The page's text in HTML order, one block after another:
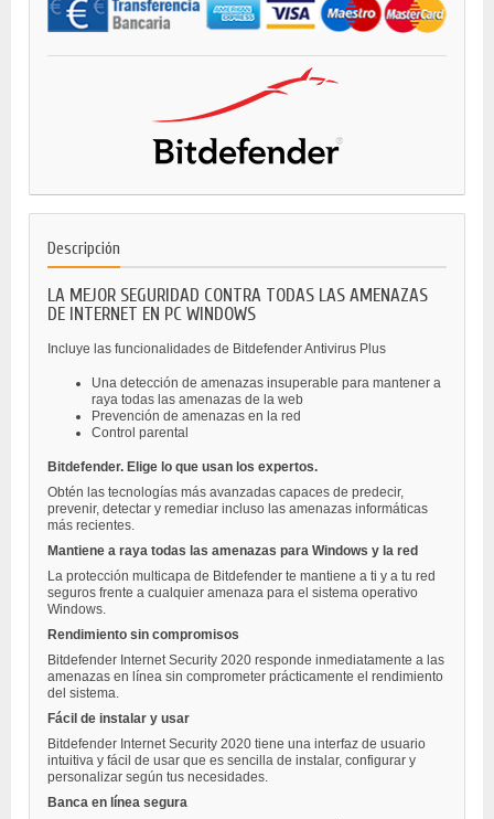
Descripción
LA MEJOR SEGURIDAD CONTRA TODAS LAS AMENAZAS
DE INTERNET EN PC WINDOWS
Incluye las funcionalidades de Bitdefender Antivirus Plus
Una detección de amenazas insuperable para mantener a
raya todas las amenazas de la web
Prevención de amenazas en la red
Control parental
Bitdefender. Elige lo que usan los expertos.
Obtén las tecnologías más avanzadas capaces de predecir,
prevenir, detectar y remediar incluso las amenazas informáticas
más recientes.
Mantiene a raya todas las amenazas para Windows y la red
La protección multicapa de Bitdefender te mantiene a ti y a tu red
seguros frente a cualquier amenaza para el sistema operativo
Windows.
Rendimiento sin compromisos
Bitdefender Internet Security 2020 responde inmediatamente a las
amenazas en línea sin comprometer prácticamente el rendimiento
del sistema.
Fácil de instalar y usar
Bitdefender Internet Security 2020 tiene una interfaz de usuario
intuitiva y fácil de usar que es sencilla de instalar, configurar y
personalizar según tus necesidades.
Banca en línea segura